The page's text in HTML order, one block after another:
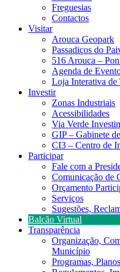
Freguesias
Contactos
Visitar
Arouca Geopark
Passadiços do
516 Arouca –
Agenda de
Loja Interativa de
Investir
Zonas Industriais
Acessibilidades
Via Verde
GIP – Gabinete
CI3 – Centro de
Participar
Fale com a
Comunicação de
Orçamento
Serviços
Sugestões,
Balcão Virtual
Transparência
Organização,
Município
Programas,